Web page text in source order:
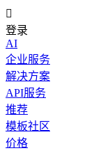

登录
AI
企业服务
解决方案
API服务
推荐
模板社区
价格